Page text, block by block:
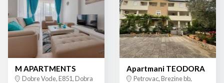
M APARTMENTS
Dobre Vode, E851, Dobra
Apartmani TEODORA
Petrovac, Brezine bb,